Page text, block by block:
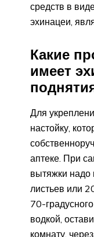
средств в
эхинацеи,
Какие
имеет
Для
настойку,
аптеке. При
вытяжки надо
листьев или
70-
водкой,
комнату,